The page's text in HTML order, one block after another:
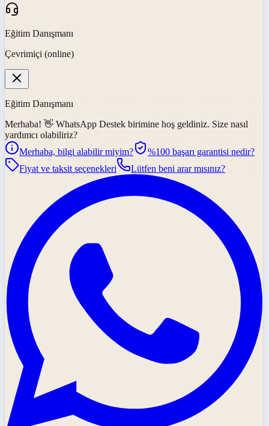
Eğitim Danışmanı
Çevrimiçi (online)
Eğitim Danışmanı
Merhaba! 👋 WhatsApp Destek birimine hoş geldiniz. Size nasıl
yardımcı olabiliriz?
Merhaba, bilgi alabilir miyim?
%100 başarı garantisi nedir?
Fiyat ve taksit seçenekleri
Lütfen beni arar mısınız?